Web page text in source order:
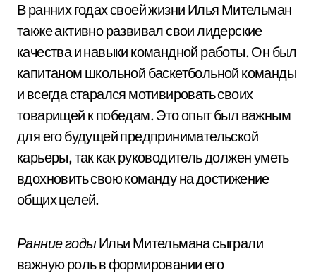
В ранних годах своей жизни Илья Мительман
также активно развивал свои лидерские
качества и навыки командной работы. Он был
капитаном школьной баскетбольной команды
и всегда старался мотивировать своих
товарищей к победам. Это опыт был важным
для его будущей предпринимательской
карьеры, так как руководитель должен уметь
вдохновить свою команду на достижение
общих целей.
Ранние годыИльи Мительмана сыграли
важную роль в формировании его